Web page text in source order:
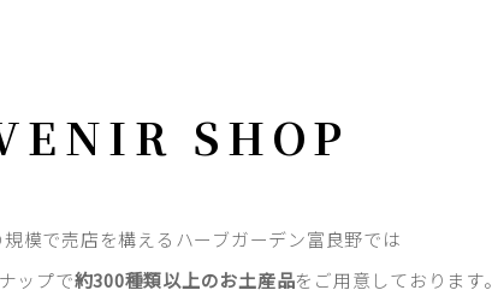
SHOP
模で売店を構えるハーブガーデン富良野では
ップで約300種類以上のお土産品をご用意しております。